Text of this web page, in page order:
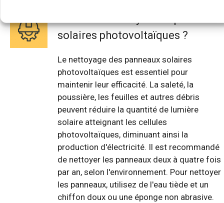
solaires photovoltaïques ?
Le nettoyage des panneaux solaires
photovoltaïques est essentiel pour
maintenir leur efficacité. La saleté, la
poussière, les feuilles et autres débris
peuvent réduire la quantité de lumière
solaire atteignant les cellules
photovoltaïques, diminuant ainsi la
production d'électricité. Il est recommandé
de nettoyer les panneaux deux à quatre fois
par an, selon l'environnement. Pour nettoyer
les panneaux, utilisez de l'eau tiède et un
chiffon doux ou une éponge non abrasive.